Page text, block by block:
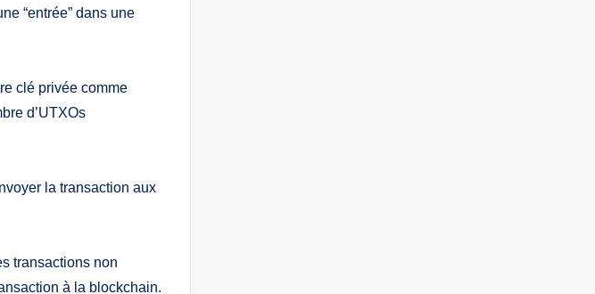
“entrée” dans une
clé privée comme
d’UTXOs
la transaction aux
transactions non
à la blockchain.